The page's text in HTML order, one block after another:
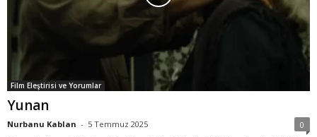
Film Eleştirisi ve Yorumlar
Yunan
Nurbanu Kablan - 5 Temmuz 2025 0